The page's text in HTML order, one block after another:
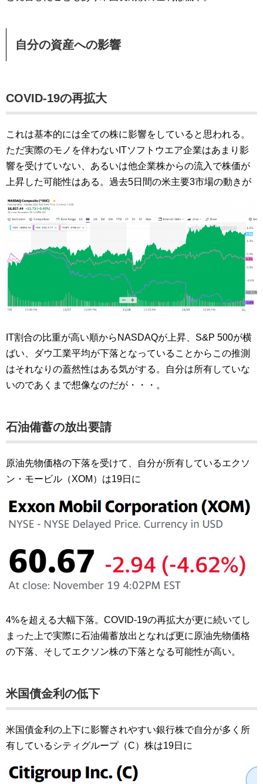
自分の資産への影響
COVID-19の再拡大
これは基本的には全ての株に影響をしていると思われる。
ただ実際のモノを伴わないITソフトウエア企業はあまり影
響を受けていない、あるいは他企業株からの流入で株価が
上昇した可能性はある。過去5日間の米主要3市場の動きが
IT割合の比重が高い順からNASDAQが上昇、S&P 500が横
ばい、ダウ工業平均が下落となっていることからこの推測
はそれなりの蓋然性はある気がする。自分は所有していな
いのであくまで想像なのだが・・・。
石油備蓄の放出要請
原油先物価格の下落を受けて、自分が所有しているエクソ
ン・モービル（XOM）は19日に
4%を超える大幅下落。COVID-19の再拡大が更に続いてし
まった上で実際に石油備蓄放出となれば更に原油先物価格
の下落、そしてエクソン株の下落となる可能性が高い。
米国債金利の低下
米国債金利の上下に影響されやすい銀行株で自分が多く所
有しているシティグループ（C）株は19日に